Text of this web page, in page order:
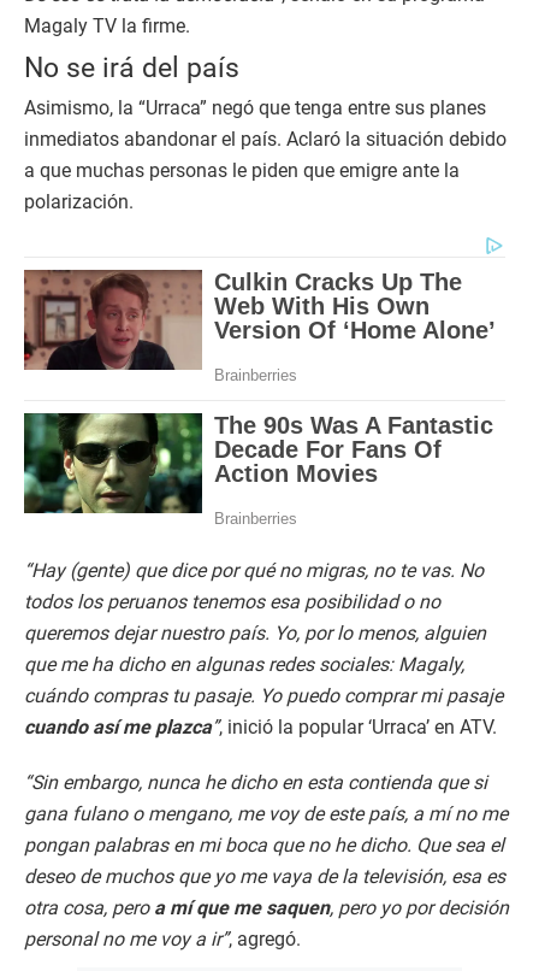
Magaly TV la firme.
No se irá del país
Asimismo, la “Urraca” negó que tenga entre sus planes
inmediatos abandonar el país. Aclaró la situación debido
a que muchas personas le piden que emigre ante la
polarización.
“Hay (gente) que dice por qué no migras, no te vas. No
todos los peruanos tenemos esa posibilidad o no
queremos dejar nuestro país. Yo, por lo menos, alguien
que me ha dicho en algunas redes sociales: Magaly,
cuándo compras tu pasaje. Yo puedo comprar mi pasaje
cuando así me plazca”, inició la popular ‘Urraca’ en ATV.
“Sin embargo, nunca he dicho en esta contienda que si
gana fulano o mengano, me voy de este país, a mí no me
pongan palabras en mi boca que no he dicho. Que sea el
deseo de muchos que yo me vaya de la televisión, esa es
otra cosa, pero a mí que me saquen, pero yo por decisión
personal no me voy a ir”, agregó.